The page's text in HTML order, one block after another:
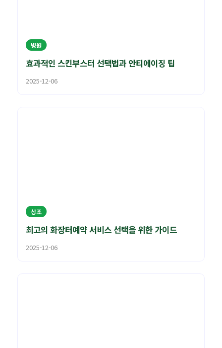
병원
효과적인 스킨부스터 선택법과 안티에이징 팁
2025-12-06
상조
최고의 화장터예약 서비스 선택을 위한 가이드
2025-12-06